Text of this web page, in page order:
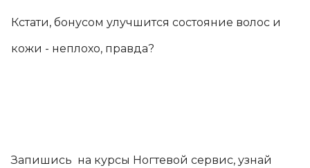
Кстати, бонусом улучшится состояние волос и
кожи - неплохо, правда?
Запишись на курсы Ногтевой сервис, узнай